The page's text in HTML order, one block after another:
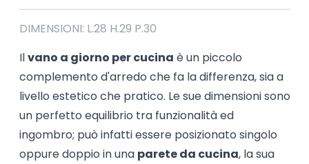
DIMENSIONI: L.28 H.29 P.30
Ilvano a giorno per cucina è un piccolo
complemento d'arredo che fa la differenza, sia a
livello estetico che pratico. Le sue dimensioni sono
un perfetto equilibrio tra funzionalità ed
ingombro; può infatti essere posizionato singolo
oppure doppio in una parete da cucina, la sua